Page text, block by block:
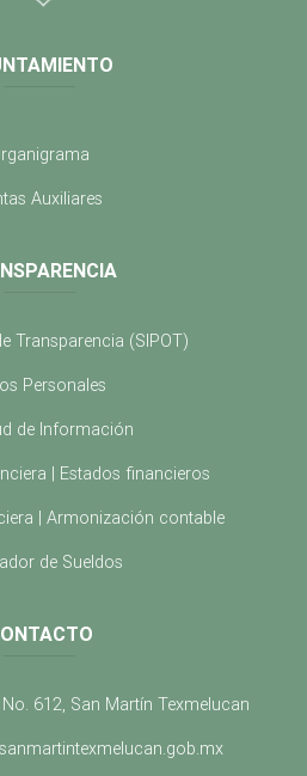
Auxiliares
Transparencia (SIPOT)
Personales
de Información
| Estados financieros
| Armonización contable
de Sueldos
612, San Martín Texmelucan